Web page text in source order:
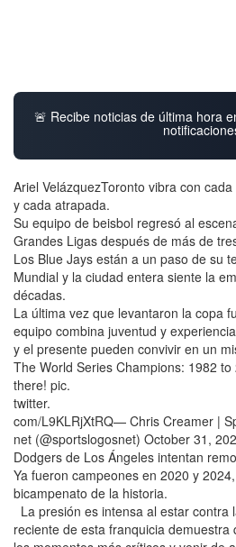
🚨 Recibe noticias de última hora
Ariel VelázquezToronto vibra con
y cada atrapada.
Su equipo de beisbol regresó al
Grandes Ligas después de más de
Los Blue Jays están a un paso de su
Mundial y la ciudad entera siente la
décadas.
La última vez que levantaron la copa
equipo combina juventud y
y el presente pueden convivir en un
The World Series Champions: 1982
there! pic.
twitter.
com/L9KLRjXtRQ— Chris Creamer |
net (@sportslogosnet) October 31,
Dodgers de Los Ángeles intentan
Ya fueron campeones en 2020 y
bicampenato de la historia.
La presión es intensa al estar contra
reciente de esta franquicia demuestra